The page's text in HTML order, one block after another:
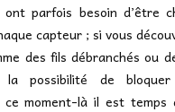
ont parfois besoin d’être
capteur ; si vous
des fils débranchés ou
la possibilité de
ce moment-là il est temps